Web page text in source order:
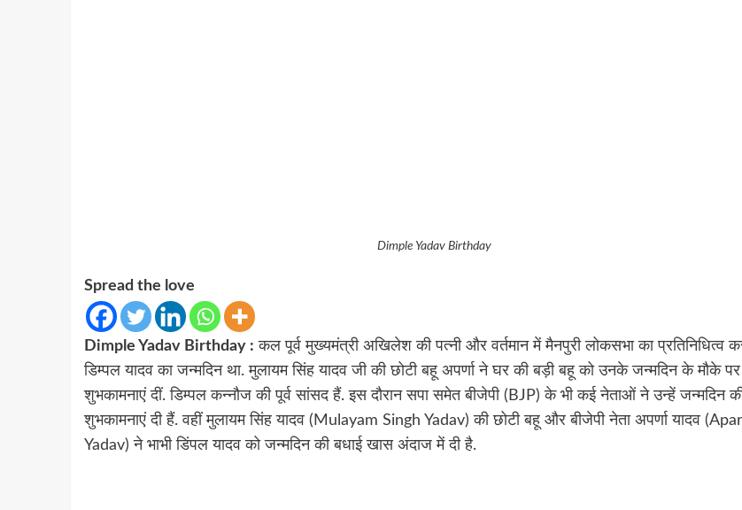
Dimple Yadav Birthday
Spread the love
Dimple Yadav Birthday : कल पूर्व मुख्यमंत्री अखिलेश की पत्नी और वर्तमान में मैनपुरी लोकसभा का प्रतिनिधित्व
डिम्पल यादव का जन्मदिन था. मुलायम सिंह यादव जी की छोटी बहू अपर्णा ने घर की बड़ी बहू को उनके जन्मदिन के मौके पर
शुभकामनाएं दीं. डिम्पल कन्नौज की पूर्व सांसद हैं. इस दौरान सपा समेत बीजेपी (BJP) के भी कई नेताओं ने उन्हें जन्मदिन
शुभकामनाएं दी हैं. वहीं मुलायम सिंह यादव (Mulayam Singh Yadav) की छोटी बहू और बीजेपी नेता अपर्णा यादव
Yadav) ने भाभी डिंपल यादव को जन्मदिन की बधाई खास अंदाज में दी है.